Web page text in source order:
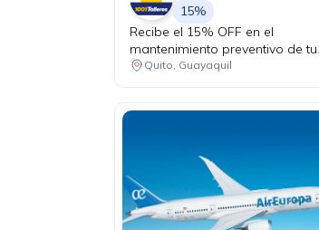
15%
Recibe el 15% OFF en el
mantenimiento preventivo de tu
vehículo + chequeo de 20 puntos
Quito, Guayaquil